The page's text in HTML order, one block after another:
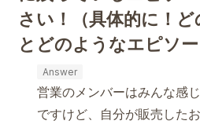
さい！（具体的に！
とどのようなエピソー
営業のメンバーはみんな感
ですけど、自分が販売した